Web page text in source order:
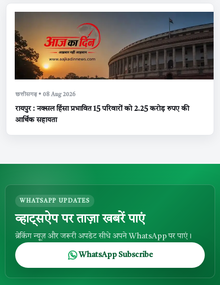
छत्तीसगढ़ • 08 Aug 2026
रायपुर : नक्सल हिंसा प्रभावित 15 परिवारों को 2.25 करोड़ रुपए की
आर्थिक सहायता
WHATSAPP UPDATES
व्हाट्सऐप पर ताज़ा खबरें पाएं
ब्रेकिंग न्यूज़ और जरूरी अपडेट सीधे अपने WhatsApp पर पाएं।
WhatsApp Subscribe